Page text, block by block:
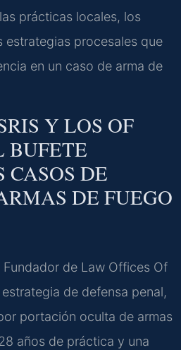
prácticas locales, los
estrategias procesales que
en un caso de arma de
Y LOS OF
BUFETE
CASOS DE
DE FUEGO
Fundador de Law Offices Of
estrategia de defensa penal,
portación oculta de armas
años de práctica y una